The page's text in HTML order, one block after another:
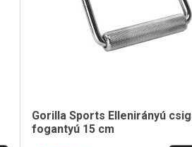
Gorilla Sports Ellenirányú
fogantyú 15 cm